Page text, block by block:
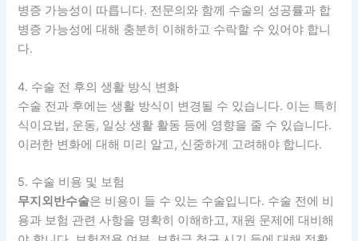
병증 가능성이 따릅니다. 전문의와 함께 수술의 성공률과 합
병증 가능성에 대해 충분히 이해하고 수락할 수 있어야 합니
다.
4. 수술 전 후의 생활 방식 변화
수술 전과 후에는 생활 방식이 변경될 수 있습니다. 이는 특히
식이요법, 운동, 일상 생활 활동 등에 영향을 줄 수 있습니다.
이러한 변화에 대해 미리 알고, 신중하게 고려해야 합니다.
5. 수술 비용 및 보험
무지외반수술은 비용이 들 수 있는 수술입니다. 수술 전에 비
용과 보험 관련 사항을 명확히 이해하고, 재원 문제에 대비해